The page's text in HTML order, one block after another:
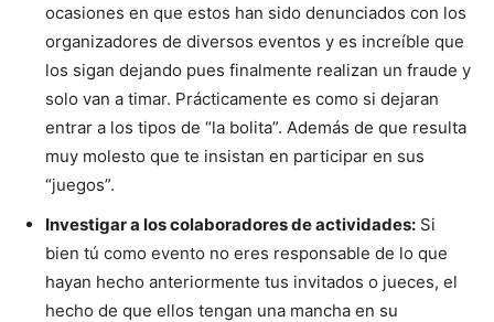
ocasiones en que estos han sido denunciados con los
organizadores de diversos eventos y es increíble que
los sigan dejando pues finalmente realizan un fraude y
solo van a timar. Prácticamente es como si dejaran
entrar a los tipos de “la bolita”. Además de que resulta
muy molesto que te insistan en participar en sus
“juegos”.
Investigar a los colaboradores de actividades: Si
bien tú como evento no eres responsable de lo que
hayan hecho anteriormente tus invitados o jueces, el
hecho de que ellos tengan una mancha en su